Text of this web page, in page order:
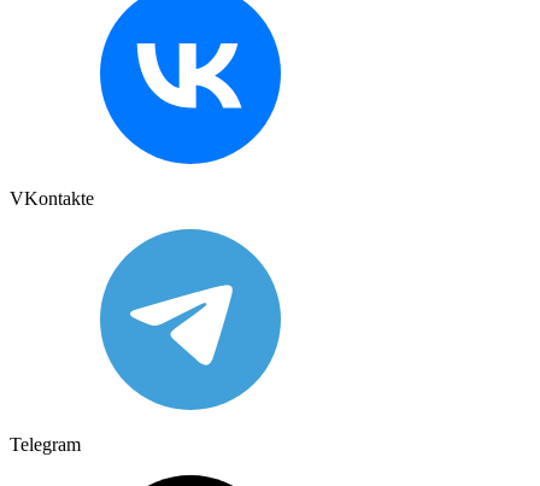
VKontakte
Telegram